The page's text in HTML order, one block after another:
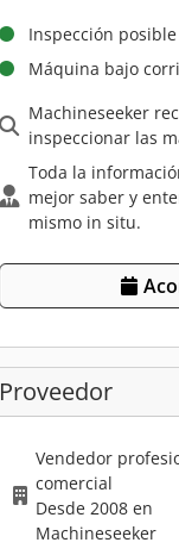
Inspección posible
Máquina bajo
Machineseeker
inspeccionar las
Toda la
mejor saber y
mismo in situ.
Proveedor
Vendedor
comercial
Desde 2008 en
Machineseeker